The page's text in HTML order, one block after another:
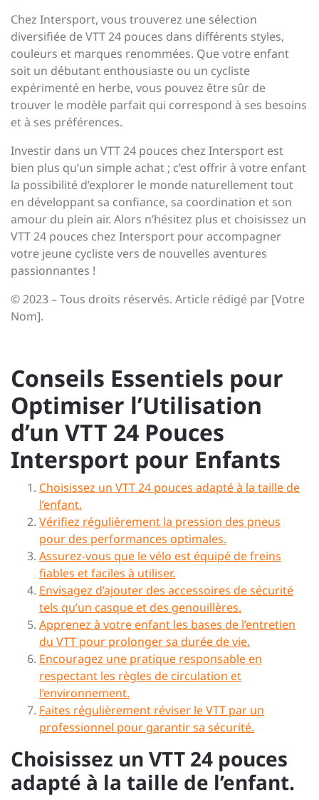
Chez Intersport, vous trouverez une sélection
diversifiée de VTT 24 pouces dans différents styles,
couleurs et marques renommées. Que votre enfant
soit un débutant enthousiaste ou un cycliste
expérimenté en herbe, vous pouvez être sûr de
trouver le modèle parfait qui correspond à ses besoins
et à ses préférences.
Investir dans un VTT 24 pouces chez Intersport est
bien plus qu’un simple achat ; c’est offrir à votre enfant
la possibilité d’explorer le monde naturellement tout
en développant sa confiance, sa coordination et son
amour du plein air. Alors n’hésitez plus et choisissez un
VTT 24 pouces chez Intersport pour accompagner
votre jeune cycliste vers de nouvelles aventures
passionnantes !
© 2023 – Tous droits réservés. Article rédigé par [Votre
Nom].
Conseils Essentiels pour
Optimiser l’Utilisation
d’un VTT 24 Pouces
Intersport pour Enfants
Choisissez un VTT 24 pouces adapté à la taille de
l’enfant.
Vérifiez régulièrement la pression des pneus
pour des performances optimales.
Assurez-vous que le vélo est équipé de freins
fiables et faciles à utiliser.
Envisagez d’ajouter des accessoires de sécurité
tels qu’un casque et des genouillères.
Apprenez à votre enfant les bases de l’entretien
du VTT pour prolonger sa durée de vie.
Encouragez une pratique responsable en
respectant les règles de circulation et
l’environnement.
Faites régulièrement réviser le VTT par un
professionnel pour garantir sa sécurité.
Choisissez un VTT 24 pouces
adapté à la taille de l’enfant.